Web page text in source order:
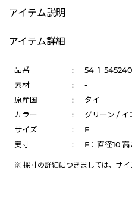
アイテム説明
アイテム詳細
品番 :
素材
:
-
原産国
:
タイ
カラー
:
グリーン / イ
サイズ
:
F
実寸
: F：直径10
※ 採寸の詳細につきましては、 サイ